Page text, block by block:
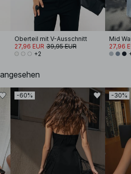
Oberteil mit V-Ausschnitt
27,96 EUR 39,95 EUR
+2
27,96
-60% -30%